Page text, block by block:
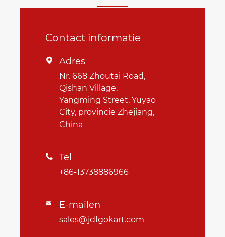
Contact informatie
 Adres
Nr. 668 Zhoutai Road,
Qishan Village,
Yangming Street, Yuyao
City, provincie Zhejiang,
China
 Tel
+86-13738886966
 E-mailen
sales@jdfgokart.com